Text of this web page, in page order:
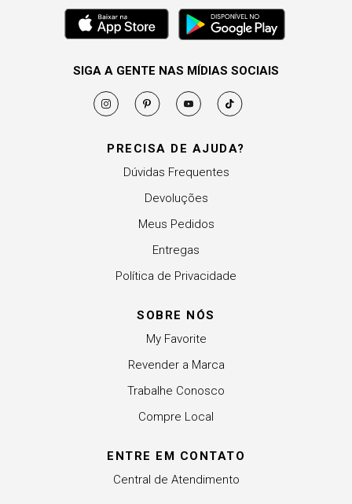
PRECISA DE AJUDA?
Dúvidas Frequentes
Devoluções
Meus Pedidos
Entregas
Política de Privacidade
SOBRE NÓS
My Favorite
Revender a Marca
Trabalhe Conosco
Compre Local
ENTRE EM CONTATO
Central de Atendimento
SIGA A GENTE NAS MÍDIAS SOCIAIS